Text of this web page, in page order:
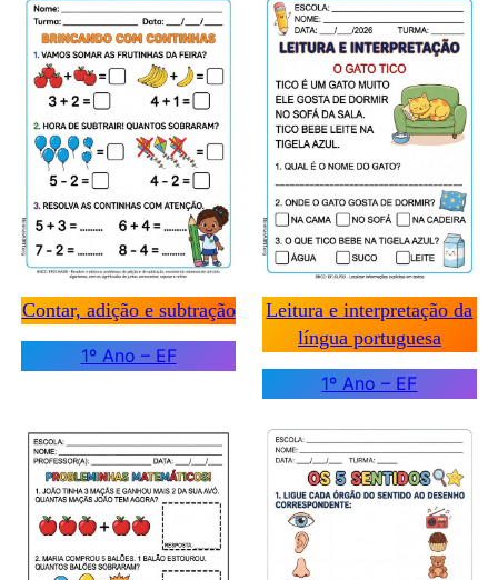
Contar, adição e subtração
1º Ano – EF
Leitura e interpretação da
língua portuguesa
1º Ano – EF